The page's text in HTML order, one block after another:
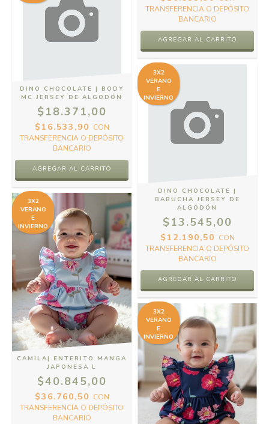
TRANSFERENCIA O DEPÓSITO
BANCARIO
AGREGAR AL CARRITO
DINO CHOCOLATE | BODY
MC JERSEY DE ALGODÓN
$18.371,00
$16.533,90 CON
TRANSFERENCIA O DEPÓSITO
BANCARIO
AGREGAR AL CARRITO
3X2
VERANO
E
INVIERNO
DINO CHOCOLATE |
BABUCHA JERSEY DE
ALGODÓN
$13.545,00
$12.190,50 CON
TRANSFERENCIA O DEPÓSITO
BANCARIO
AGREGAR AL CARRITO
3X2
VERANO
E
INVIERNO
CAMILA| ENTERITO MANGA
JAPONESA L
$40.845,00
$36.760,50 CON
TRANSFERENCIA O DEPÓSITO
BANCARIO
3X2
VERANO
E
INVIERNO